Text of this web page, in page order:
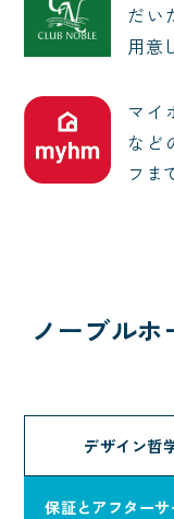
だい
用意
マイ
など
フま
ノーブル
デザイン哲
保証とアフター